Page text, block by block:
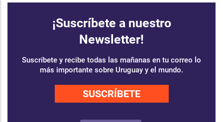
¡Suscríbete a nuestro
Newsletter!
Suscríbete y recibe todas las mañanas en tu correo lo
más importante sobre Uruguay y el mundo.
SUSCRÍBETE